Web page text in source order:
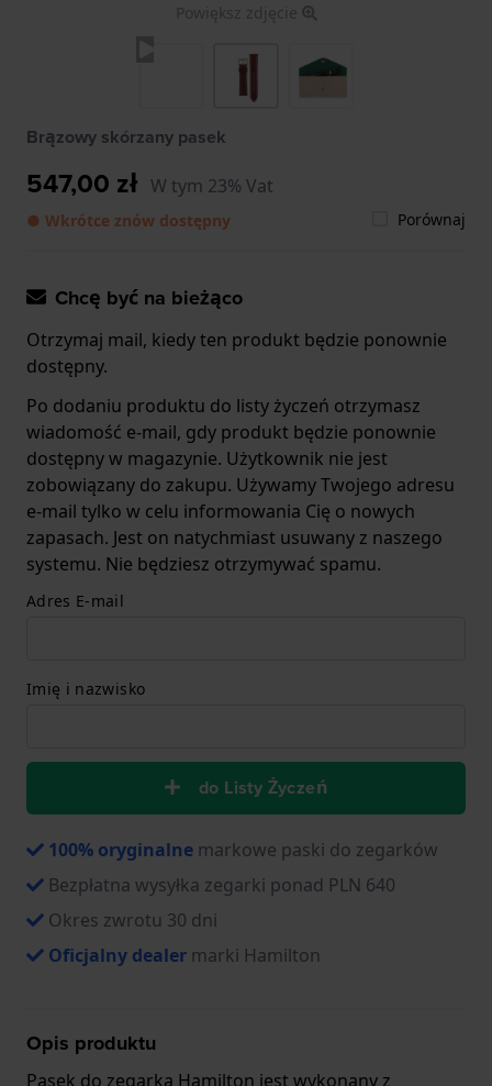
Powiększ zdjęcie
Brązowy skórzany pasek
547,00 zł W tym 23% Vat
● Wkrótce znów dostępny Porównaj
Chcę być na bieżąco
Otrzymaj mail, kiedy ten produkt będzie ponownie
dostępny.
Po dodaniu produktu do listy życzeń otrzymasz
wiadomość e-mail, gdy produkt będzie ponownie
dostępny w magazynie. Użytkownik nie jest
zobowiązany do zakupu. Używamy Twojego adresu
e-mail tylko w celu informowania Cię o nowych
zapasach. Jest on natychmiast usuwany z naszego
systemu. Nie będziesz otrzymywać spamu.
Adres E-mail
Imię i nazwisko
do Listy Życzeń
100% oryginalne markowe paski do zegarków
Bezpłatna wysyłka zegarki ponad PLN 640
Okres zwrotu 30 dni
Oficjalny dealer marki Hamilton
Opis produktu
Pasek do zegarka Hamilton jest wykonany z